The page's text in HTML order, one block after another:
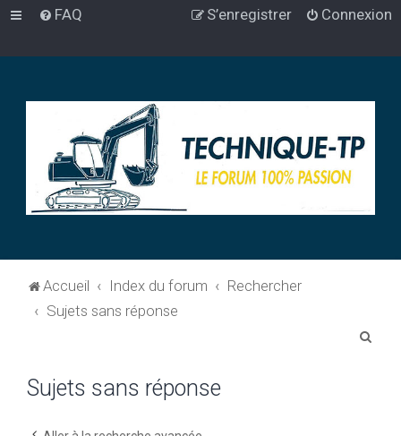
FAQ Connexion
S’enregistrer
Accueil Index du forum
Rechercher
Sujets sans réponse
Sujets sans réponse